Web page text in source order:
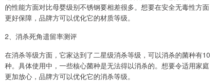
的性能方面对比母婴级别不锈钢要相差很多。想要在安全无毒性方面
更好保障，品牌方可以优化它的材质等级。
2、消杀死角遗留率测评
在消杀等级方面，它家达到了二星级消杀等级，可以消杀的菌种有10
种。具体使用中，一些核心菌种是无法得以消杀的。想要令适用家庭
更加放心，品牌方可以优化它的消杀等级。